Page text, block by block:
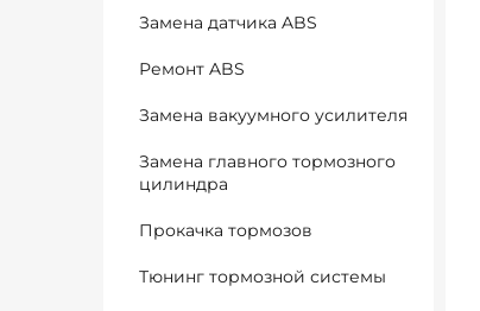
Замена датчика ABS
Ремонт ABS
Замена вакуумного усилителя
Замена главного тормозного
цилиндра
Прокачка тормозов
Тюнинг тормозной системы